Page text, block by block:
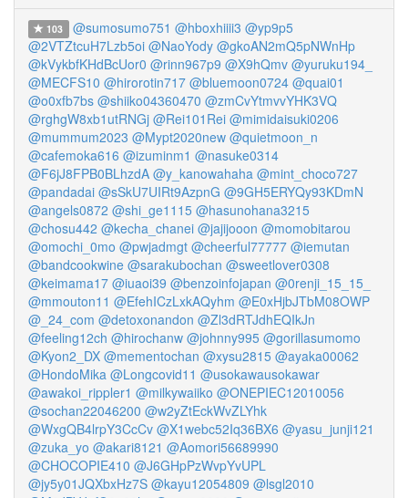
103 @sumosumo751 @hboxhiiii3 @yp9p5
@2VTZtcuH7Lzb5oi @NaoYody @gkoAN2mQ5pNWnHp
@kVykbfKHdBcUor0 @rinn967p9 @X9hQmv @yuruku194_
@MECFS10 @hirorotin717 @bluemoon0724 @quai01
@o0xfb7bs @shiiko04360470 @zmCvYtmvvYHK3VQ
@rghgW8xb1utRNGj @Rei101Rei @mimidaisuki0206
@mummum2023 @Mypt2020new @quietmoon_n
@cafemoka616 @izuminm1 @nasuke0314
@F6jJ8FPB0BLhzdA @y_kanowahaha @mint_choco727
@pandadai @sSkU7UIRt9AzpnG @9GH5ERYQy93KDmN
@angels0872 @shi_ge1115 @hasunohana3215
@chosu442 @kecha_chanei @jajijooon @momobitarou
@omochi_0mo @pwjadmgt @cheerful77777 @iemutan
@bandcookwine @sarakubochan @sweetlover0308
@keimama17 @iuaoi39 @benzoinfojapan @0renji_15_15_
@mmouton11 @EfehICzLxkAQyhm @E0xHjbJTbM08OWP
@_24_com @detoxonandon @Zl3dRTJdhEQIkJn
@feeling12ch @hirochanw @johnny995 @gorillasumomo
@Kyon2_DX @mementochan @xysu2815 @ayaka00062
@HondoMika @Longcovid11 @usokawausokawar
@awakoi_rippler1 @milkywaiiko @ONEPIEC12010056
@sochan22046200 @w2yZtEckWvZLYhk
@WxgQB4lrpY3CcCv @X1webc52Iq36BX6 @yasu_junji121
@zuka_yo @akari8121 @Aomori56689990
@CHOCOPIE410 @J6GHpPzWvpYvUPL
@jy5y01JQXbxHz7S @kayu12054809 @lsgl2010